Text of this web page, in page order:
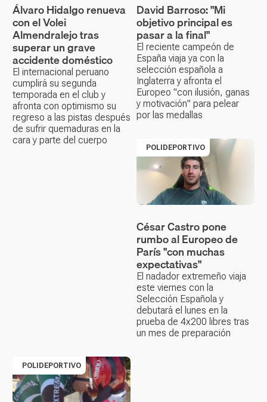
Álvaro Hidalgo renueva
con el Volei
Almendralejo tras
superar un grave
accidente doméstico
El internacional peruano
cumplirá su segunda
temporada en el club y
afronta con optimismo su
regreso a las pistas después
de sufrir quemaduras en la
cara y parte del cuerpo
David Barroso: "Mi
objetivo principal es
pasar a la final"
El reciente campeón de
España viaja ya con la
selección española a
Inglaterra y afronta el
Europeo "con ilusión, ganas
y motivación" para pelear
por las medallas
POLIDEPORTIVO
César Castro pone
rumbo al Europeo de
París "con muchas
expectativas"
El nadador extremeño viaja
este viernes con la
Selección Española y
debutará el lunes en la
prueba de 4x200 libres tras
un mes de preparación
POLIDEPORTIVO